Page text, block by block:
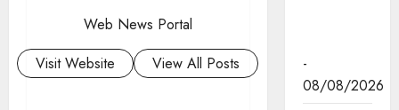
Web News Portal
Visit Website
View All Posts
-
08/08/2026